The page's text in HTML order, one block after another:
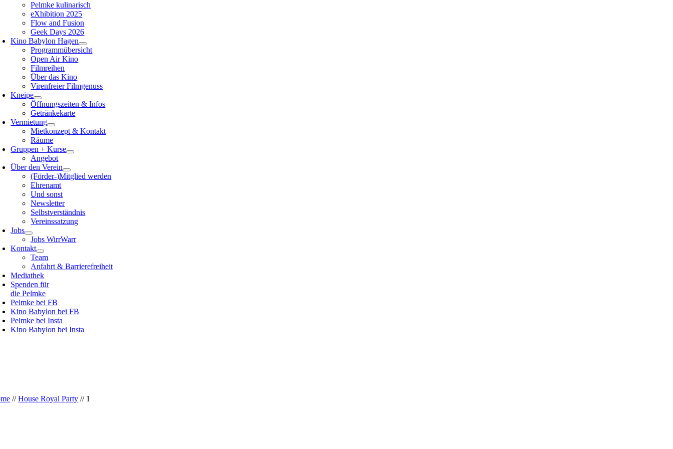
Pelmke kulinarisch
eXhibition 2025
Flow and Fusion
Geek Days 2026
Kino Babylon Hagen
Programmübersicht
Open Air Kino
Filmreihen
Über das Kino
Virenfreier Filmgenuss
Kneipe
Öffnungszeiten & Infos
Getränkekarte
Vermietung
Mietkonzept & Kontakt
Räume
Gruppen + Kurse
Angebot
Über den Verein
(Förder-)Mitglied werden
Ehrenamt
Und sonst
Newsletter
Selbstverständnis
Vereinssatzung
Jobs
Jobs WirrWarr
Kontakt
Team
Anfahrt & Barrierefreiheit
Mediathek
Spenden für
die Pelmke
Pelmke bei FB
Kino Babylon bei FB
Pelmke bei Insta
Kino Babylon bei Insta
//House Royal Party // 1